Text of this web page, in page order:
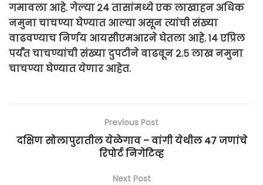
गमावला आहे. गेल्या २४ तासांमध्ये एक लाखाहन अधिक
नमुना चाचण्या घेण्यात आल्या असून त्यांची संख्या
वाढवण्याच निर्णय आयसीएमआरने घेतला आहे. १४ एप्रिल
पर्यंत चाचण्यांची संख्या दुपटीने वाढवून २.५ लाख नमुना
चाचण्या घेण्यात येणार आहेत.
Previous Post
दक्षिण सोलापुरातील येळेगाव – वांगी येथील 47 जणांचे
रिपोर्ट निगेटिव्ह
Next Post